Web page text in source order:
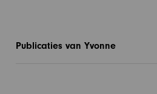
Publicaties van Yvonne